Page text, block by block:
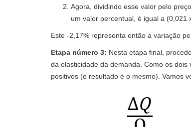
Agora, dividindo esse valor pelo
um valor percentual, é igual a (0,021
Este -2,17% representa então a variação
Etapa número 3: Nesta etapa final,
da elasticidade da demanda. Como os
positivos (o resultado é o mesmo). Vamos